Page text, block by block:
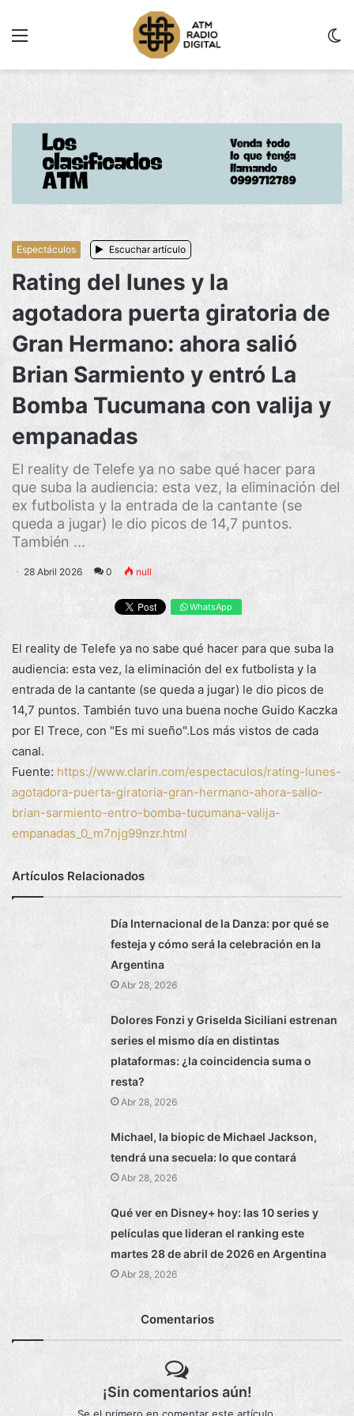
Espectáculos Escuchar artículo
Rating del lunes y la
agotadora puerta giratoria de
Gran Hermano: ahora salió
Brian Sarmiento y entró La
Bomba Tucumana con valija y
empanadas
El reality de Telefe ya no sabe qué hacer para
que suba la audiencia: esta vez, la eliminación del
ex futbolista y la entrada de la cantante (se
queda a jugar) le dio picos de 14,7 puntos.
También ...
28 Abril 2026 0 null
WhatsApp
El reality de Telefe ya no sabe qué hacer para que suba la
audiencia: esta vez, la eliminación del ex futbolista y la
entrada de la cantante (se queda a jugar) le dio picos de
14,7 puntos. También tuvo una buena noche Guido Kaczka
por El Trece, con "Es mi sueño".Los más vistos de cada
canal.
Fuente: https://www.clarin.com/espectaculos/rating-lunes-
agotadora-puerta-giratoria-gran-hermano-ahora-salio-
brian-sarmiento-entro-bomba-tucumana-valija-
empanadas_0_m7njg99nzr.html
Artículos Relacionados
Día Internacional de la Danza: por qué se
festeja y cómo será la celebración en la
Argentina
Abr 28, 2026
Dolores Fonzi y Griselda Siciliani estrenan
series el mismo día en distintas
plataformas: ¿la coincidencia suma o
resta?
Abr 28, 2026
Michael, la biopic de Michael Jackson,
tendrá una secuela: lo que contará
Abr 28, 2026
Qué ver en Disney+ hoy: las 10 series y
películas que lideran el ranking este
martes 28 de abril de 2026 en Argentina
Abr 28, 2026
Comentarios
¡Sin comentarios aún!